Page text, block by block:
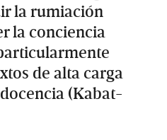
la rumiación
la conciencia
de alta carga
(Kabat-